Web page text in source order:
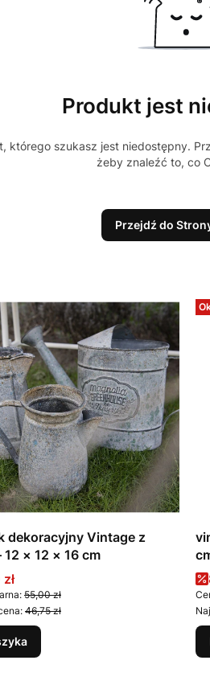
Produkt jest
którego szukasz jest niedostępny.
żeby znaleźć to, co
Przejdź do
dekoracyjny Vintage z
12 × 12 × 16 cm
55,00 zł
46,75 zł